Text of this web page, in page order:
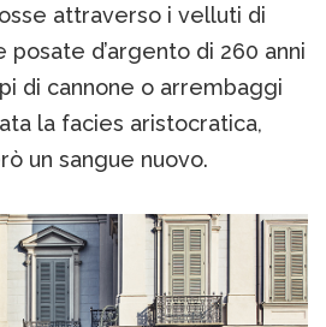
attraverso i velluti di
posate d’argento di 260 anni
di cannone o arrembaggi
la facies aristocratica,
un sangue nuovo.